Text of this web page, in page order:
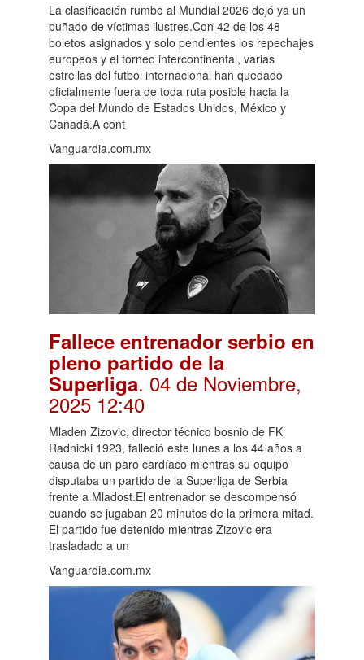
La clasificación rumbo al Mundial 2026 dejó ya un
puñado de víctimas ilustres.Con 42 de los 48
boletos asignados y solo pendientes los repechajes
europeos y el torneo intercontinental, varias
estrellas del futbol internacional han quedado
oficialmente fuera de toda ruta posible hacia la
Copa del Mundo de Estados Unidos, México y
Canadá.A cont
Vanguardia.com.mx
Fallece entrenador serbio en
pleno partido de la
Superliga. 04 de Noviembre,
2025 12:40
Mladen Zizovic, director técnico bosnio de FK
Radnicki 1923, falleció este lunes a los 44 años a
causa de un paro cardíaco mientras su equipo
disputaba un partido de la Superliga de Serbia
frente a Mladost.El entrenador se descompensó
cuando se jugaban 20 minutos de la primera mitad.
El partido fue detenido mientras Zizovic era
trasladado a un
Vanguardia.com.mx